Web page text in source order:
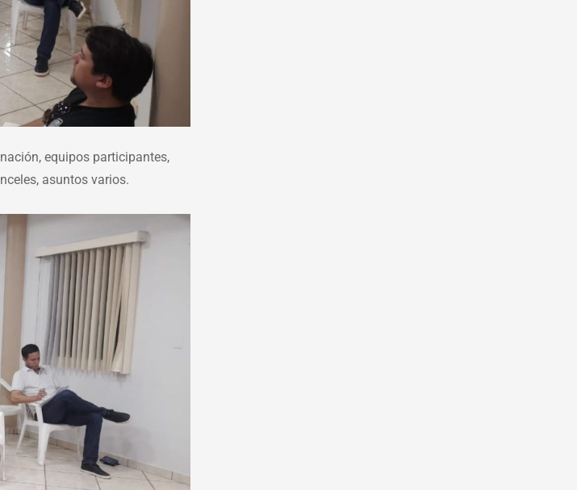
equipos participantes,
asuntos varios.